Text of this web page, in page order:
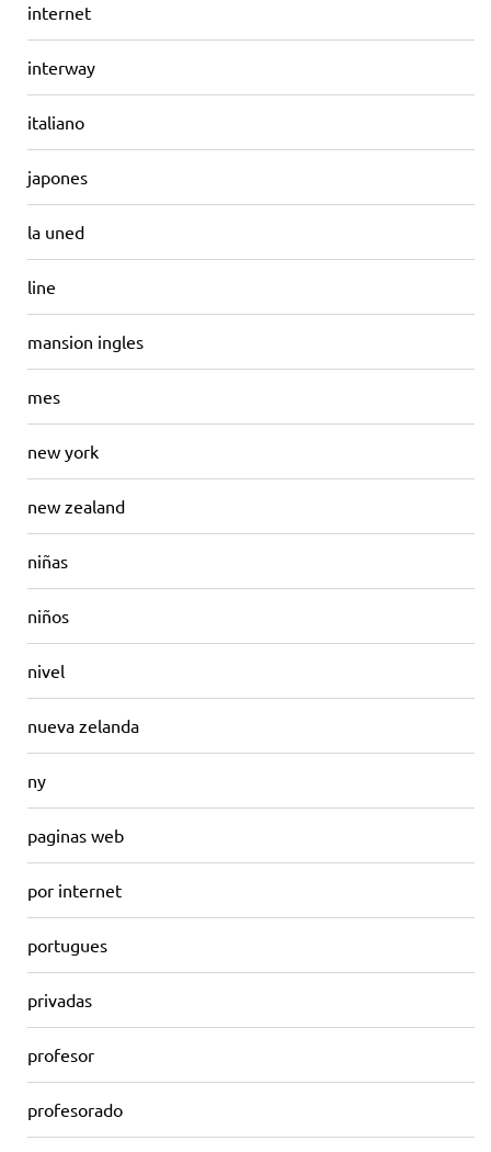
internet
interway
italiano
japones
la uned
line
mansion ingles
mes
new york
new zealand
niñas
niños
nivel
nueva zelanda
ny
paginas web
por internet
portugues
privadas
profesor
profesorado